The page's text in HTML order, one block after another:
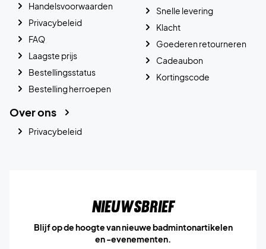
Handelsvoorwaarden
Privacybeleid
FAQ
Laagste prijs
Bestellingsstatus
Bestelling herroepen
Snelle levering
Klacht
Goederen retourneren
Cadeaubon
Kortingscode
Over ons
Privacybeleid
Nieuwsbrief
Blijf op de hoogte van nieuwe badmintonartikelen
en -evenementen.